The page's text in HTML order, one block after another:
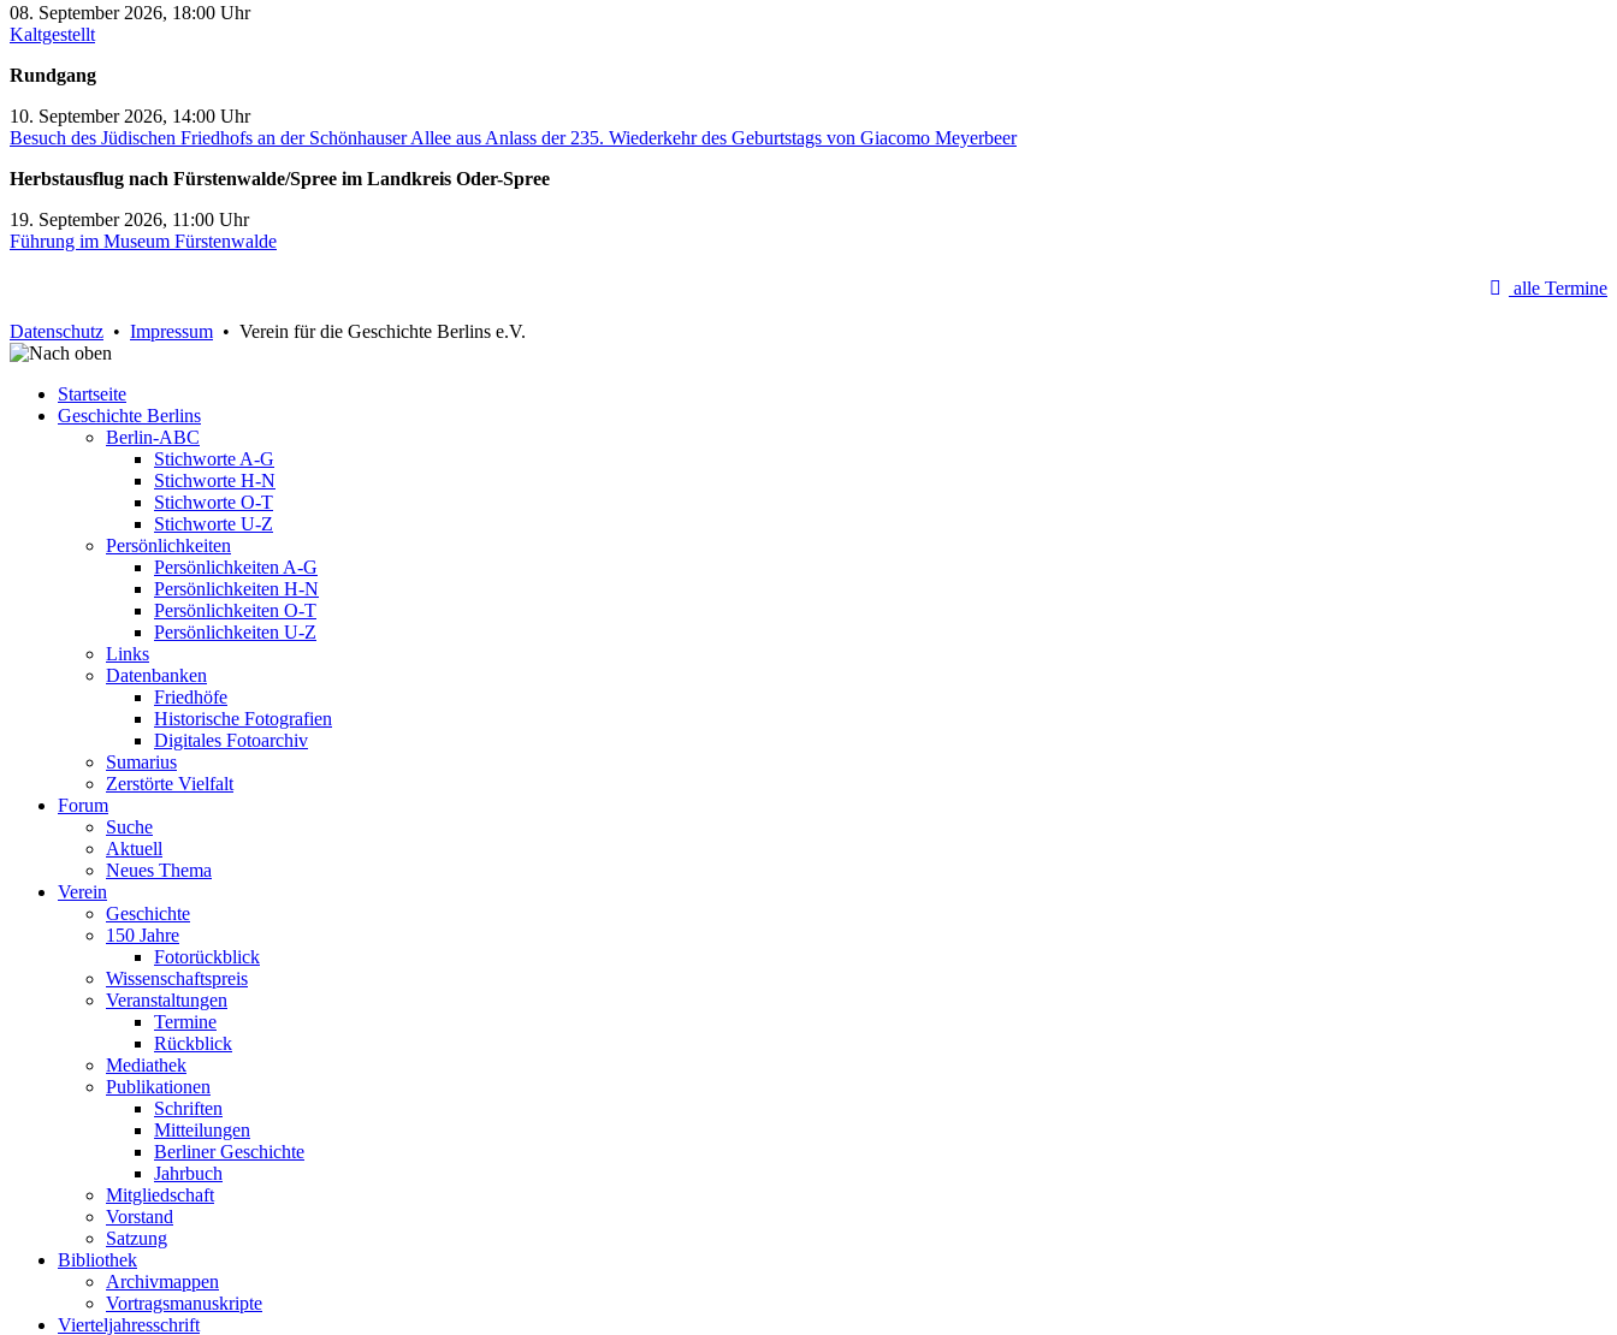
08. September 2026, 18:00 Uhr
Kaltgestellt
Rundgang
10. September 2026, 14:00 Uhr
Besuch des Jüdischen Friedhofs an der Schönhauser Allee aus Anlass der 235. Wiederkehr des Geburtstags von Giacomo Meyerbeer
Herbstausflug nach Fürstenwalde/Spree im Landkreis Oder-Spree
19. September 2026, 11:00 Uhr
Führung im Museum Fürstenwalde
alle Termine
Datenschutz • Impressum • Verein für die Geschichte Berlins e.V.
Startseite
Geschichte Berlins
Berlin-ABC
Stichworte A-G
Stichworte H-N
Stichworte O-T
Stichworte U-Z
Persönlichkeiten
Persönlichkeiten A-G
Persönlichkeiten H-N
Persönlichkeiten O-T
Persönlichkeiten U-Z
Links
Datenbanken
Friedhöfe
Historische Fotografien
Digitales Fotoarchiv
Sumarius
Zerstörte Vielfalt
Forum
Suche
Aktuell
Neues Thema
Verein
Geschichte
150 Jahre
Fotorückblick
Wissenschaftspreis
Veranstaltungen
Termine
Rückblick
Mediathek
Publikationen
Schriften
Mitteilungen
Berliner Geschichte
Jahrbuch
Mitgliedschaft
Vorstand
Satzung
Bibliothek
Archivmappen
Vortragsmanuskripte
Vierteljahresschrift